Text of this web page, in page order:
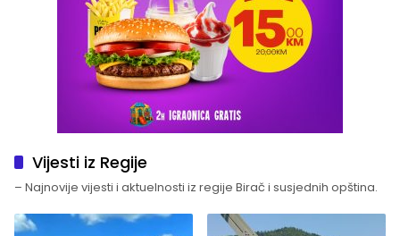
Vijesti iz Regije
– Najnovije vijesti i aktuelnosti iz regije Birač i susjednih opština.